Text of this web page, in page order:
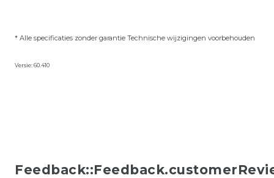
* Alle specificaties zonder garantie Technische wijzigingen voorbehouden
Versie: 60.410